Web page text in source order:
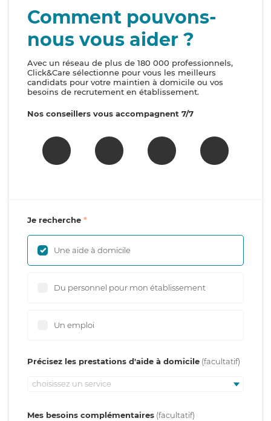
Comment pouvons-
nous vous aider ?
Avec un réseau de plus de 180 000 professionnels,
Click&Care sélectionne pour vous les meilleurs
candidats pour votre maintien à domicile ou vos
besoins de recrutement en établissement.
Nos conseillers vous accompagnent 7/7
Je recherche
Une aide à domicile
Du personnel pour mon établissement
Un emploi
Précisez les prestations d'aide à domicile
choisissez un service
Mes besoins complémentaires